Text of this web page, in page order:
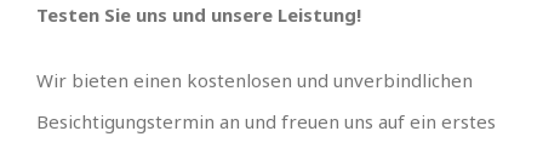
Testen Sie uns und unsere Leistung!
Wir bieten einen kostenlosen und unverbindlichen
Besichtigungstermin an und freuen uns auf ein erstes